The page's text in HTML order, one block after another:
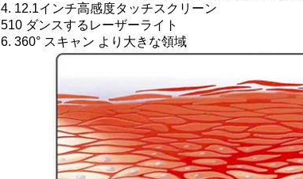
4. 12.1インチ高感度タッチスクリーン
510 ダンスするレーザーライト
6. 360° スキャン より大きな領域